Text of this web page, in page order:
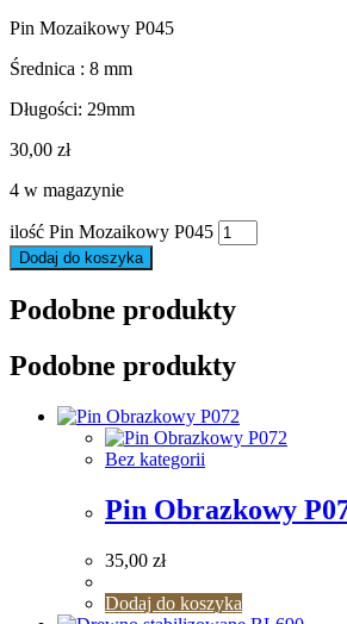
Pin Mozaikowy P045
Średnica : 8 mm
Długości: 29mm
30,00 zł
4 w magazynie
ilość Pin Mozaikowy P045
Dodaj do koszyka
Podobne produkty
Podobne produkty
Bez kategorii
Pin Obrazkowy
35,00 zł
Dodaj do koszyka